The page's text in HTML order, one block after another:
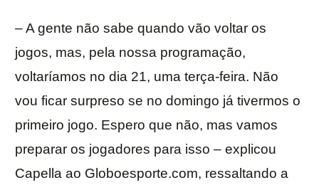
– A gente não sabe quando vão voltar os
jogos, mas, pela nossa programação,
voltaríamos no dia 21, uma terça-feira. Não
vou ficar surpreso se no domingo já tivermos o
primeiro jogo. Espero que não, mas vamos
preparar os jogadores para isso – explicou
Capella ao Globoesporte.com, ressaltando a